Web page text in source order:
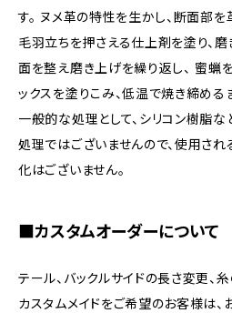
す。 ヌメ革の特性を生かし、断面部を
毛羽立ちを押さえる仕上剤を塗り、
面を整え磨き上げを繰り返し、 蜜蝋
ックスを塗りこみ、低温で焼き締める
一般的な処理として、シリコン樹脂な
処理ではございませんので、使用さ
化はございません。
■カスタムオーダーについて
テール、バックルサイドの長さ変更、
カスタムメイドをご希望のお客様は